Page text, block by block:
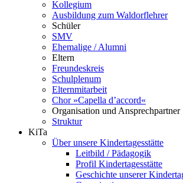
Kollegium
Ausbildung zum Waldorflehrer
Schüler
SMV
Ehemalige / Alumni
Eltern
Freundeskreis
Schulplenum
Elternmitarbeit
Chor »Capella d’accord«
Organisation und Ansprechpartner
Struktur
KiTa
Über unsere Kindertagesstätte
Leitbild / Pädagogik
Profil Kindertagesstätte
Geschichte unserer